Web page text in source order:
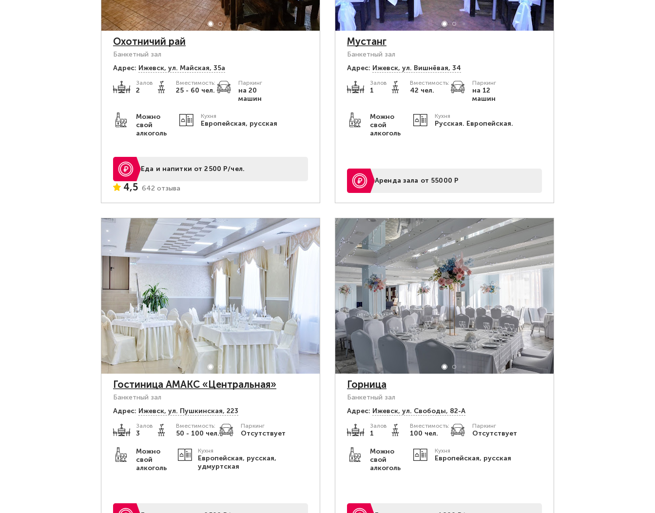
Охотничий рай
Банкетный зал
Адрес: Ижевск, ул. Майская, 35а
Залов
2
Вместимость:
25 - 60 чел.
Паркинг
на 20
машин
Можно
свой
алкоголь
Кухня
Европейская, русская
Еда и напитки от 2500 Р/чел.
4,5 642 отзыва
Мустанг
Банкетный зал
Адрес: Ижевск, ул. Вишнёвая, 34
Залов
1
Вместимость:
42 чел.
Паркинг
на 12
машин
Можно
свой
алкоголь
Кухня
Русская. Европейская.
Аренда зала от 55000 Р
Гостиница АМАКС «Центральная»
Банкетный зал
Адрес: Ижевск, ул. Пушкинская, 223
Залов
3
Вместимость:
50 - 100 чел.
Паркинг
Отсутствует
Можно
свой
алкоголь
Кухня
Европейская, русская,
удмуртская
Горница
Банкетный зал
Адрес: Ижевск, ул. Свободы, 82-А
Залов
1
Вместимость:
100 чел.
Паркинг
Отсутствует
Можно
свой
алкоголь
Кухня
Европейская, русская